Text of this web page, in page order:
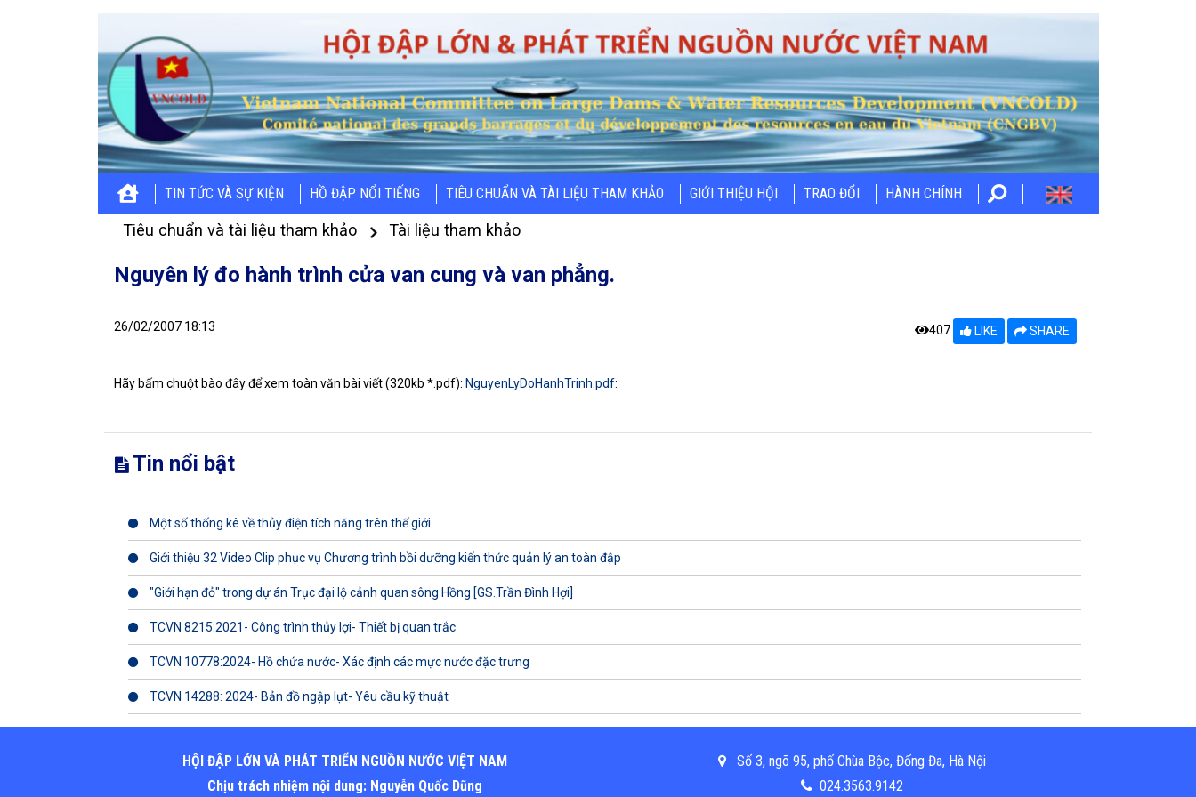
TIN TỨC VÀ SỰ KIỆN HỒ ĐẬP NỔI TIẾNG TIÊU CHUẨN VÀ TÀI LIỆU THAM KHẢO GIỚI THIỆU HỘI TRAO ĐỔI HÀNH CHÍNH
Tiêu chuẩn và tài liệu tham khảo Tài liệu tham khảo
Nguyên lý đo hành trình cửa van cung và van phẳng.
26/02/2007 18:13 407 LIKE SHARE
Hãy bấm chuột bào đây để xem toàn văn bài viết (320kb *.pdf): NguyenLyDoHanhTrinh.pdf:
Tin nổi bật
Một số thống kê về thủy điện tích năng trên thế giới
Giới thiệu 32 Video Clip phục vụ Chương trình bồi dưỡng kiến thức quản lý an toàn đập
"Giới hạn đỏ" trong dự án Trục đại lộ cảnh quan sông Hồng [GS.Trần Đình Hợi]
TCVN 8215:2021- Công trình thủy lợi- Thiết bị quan trắc
TCVN 10778:2024- Hồ chứa nước- Xác định các mực nước đặc trưng
TCVN 14288: 2024- Bản đồ ngập lụt- Yêu cầu kỹ thuật
HỘI ĐẬP LỚN VÀ PHÁT TRIỂN NGUỒN NƯỚC VIỆT NAM
Chịu trách nhiệm nội dung: Nguyễn Quốc Dũng
Số 3, ngõ 95, phố Chùa Bộc, Đống Đa, Hà Nội
024.3563.9142